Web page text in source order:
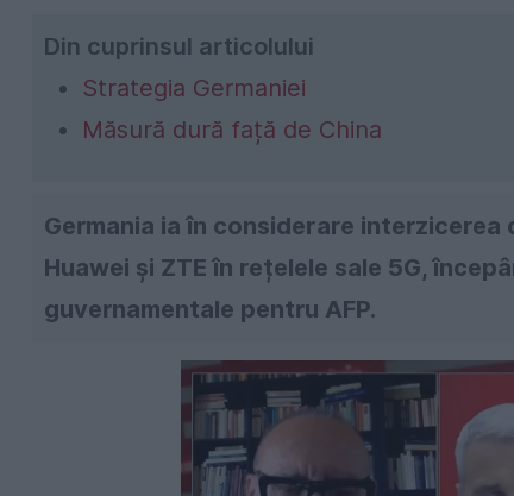
Din cuprinsul articolului
Strategia Germaniei
Măsură dură față de China
Germania ia în considerare
Huawei și ZTE în rețelele sale 5G,
guvernamentale pentru AFP.